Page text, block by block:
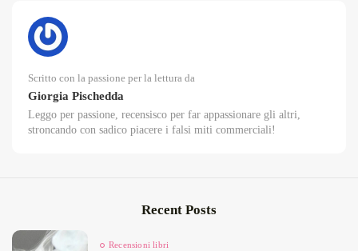
Scritto con la passione per la lettura da
Giorgia Pischedda
Leggo per passione, recensisco per far appassionare gli altri,
stroncando con sadico piacere i falsi miti commerciali!
Recent Posts
Recensioni libri